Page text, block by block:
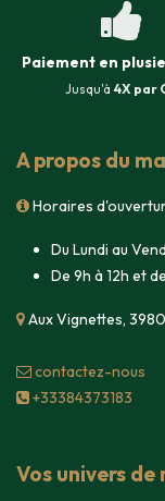
Paiement en
Jusqu'à 4X par
A propos du
Horaires
Du Lundi au
De 9h à 12h et
Aux Vignettes,
contacte​z-nous
+33384373183
Vos univers de